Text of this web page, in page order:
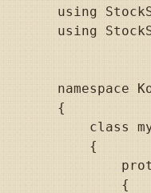
using
using
namespace
{
class
    {
        {